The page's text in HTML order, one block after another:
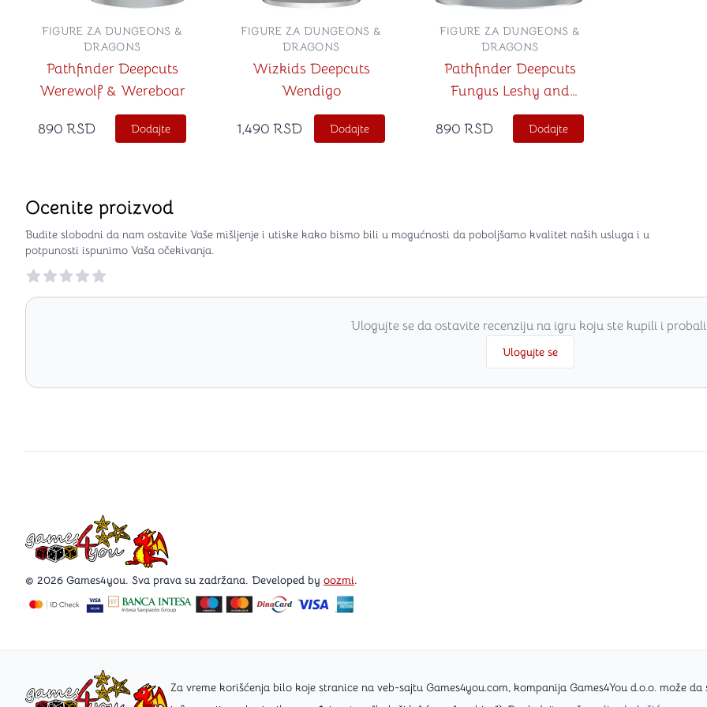
Za vreme korišćenja bilo koje stranice na veb-sajtu Games4you.com, kompanija Games4You d.o.o. može da
Pathfinder Deepcuts
Werewolf & Wereboar
FIGURE ZA DUNGEONS &
DRAGONS
890 RSD Dodajte
Wizkids Deepcuts
Wendigo
FIGURE ZA DUNGEONS &
DRAGONS
1,490 RSD Dodajte
Pathfinder Deepcuts
Fungus Leshy and
Seaweed Leshy
FIGURE ZA DUNGEONS &
DRAGONS
890 RSD Dodajte
Ocenite proizvod
Budite slobodni da nam ostavite Vaše mišljenje i utiske kako bismo bili u mogućnosti da poboljšamo kvalitet naših usluga i u
potpunosti ispunimo Vaša očekivanja.
Reviews
Ulogujte se da ostavite recenziju na igru koju ste kupili i
Ulogujte se
Games4you logo
© 2026 Games4you. Sva prava su zadržana. Developed by oozmi.